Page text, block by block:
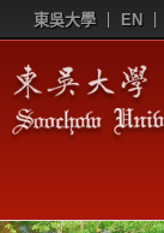
東吳大學 EN